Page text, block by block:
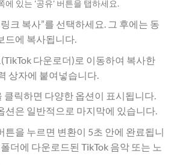
에 있는 '공유' 버튼을 탭하세요.
크 복사”를 선택하세요. 그 후에는 동
드에 복사됩니다.
다운로더)로 이동하여 복사한
상자에 붙여넣습니다.
클릭하면 다양한 옵션이 표시됩니다.
션은 일반적으로 마지막에 있습니다.
튼을 누르면 변환이 5초 안에 완료됩니
더에 다운로드된 TikTok 음악 또는 노